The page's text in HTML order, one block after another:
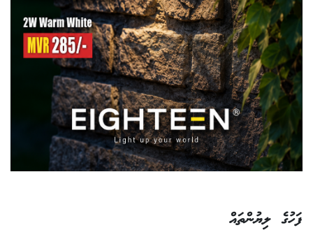
ފަހުގެ ލިޔުންތައް